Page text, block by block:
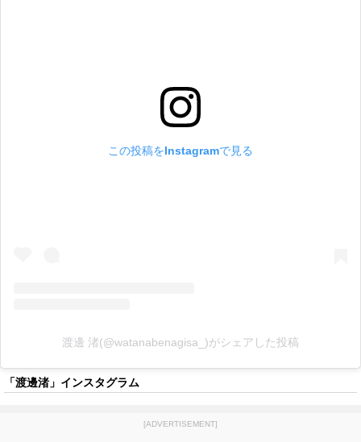
この投稿をInstagramで見る
渡邊 渚(@watanabenagisa_)がシェアした投稿
「渡邊渚」インスタグラム
[ADVERTISEMENT]